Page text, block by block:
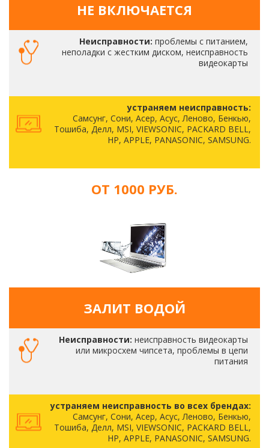
НЕ ВКЛЮЧАЕТСЯ
Неисправности: проблемы с питанием,
неполадки с жестким диском, неисправность
видеокарты
устраняем неисправность:
Самсунг, Сони, Асер, Асус, Леново, Бенкью,
Тошиба, Делл, MSI, VIEWSONIC, PACKARD BELL,
HP, APPLE, PANASONIC, SAMSUNG.
ОТ 1000 РУБ.
ЗАЛИТ ВОДОЙ
Неисправности: неисправность видеокарты
или микросхем чипсета, проблемы в цепи
питания
устраняем неисправность во всех брендах:
Самсунг, Сони, Асер, Асус, Леново, Бенкью,
Тошиба, Делл, MSI, VIEWSONIC, PACKARD BELL,
HP, APPLE, PANASONIC, SAMSUNG.